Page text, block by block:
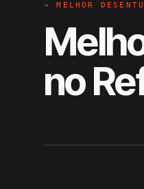
→ MELHOR
no
EM CAMPO